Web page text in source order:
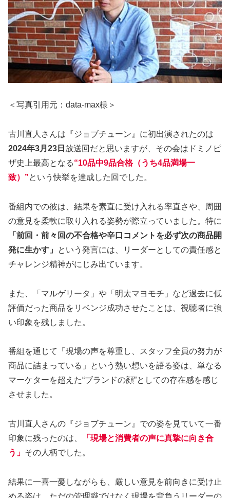
＜写真引用元：data-max様＞
古川直人さんは『ジョブチューン』に初出演されたのは
2024年3月23日 放送回だと思いますが、その会はドミノピ
ザ史上最高となる“10品中9品合格（うち4品満場一
致）”という快挙を達成した回でした。
番組内での彼は、結果を素直に受け入れる率直さや、周囲
の意見を柔軟に取り入れる姿勢が際立っていました。特に
「前回・前々回の不合格や辛口コメントを必ず次の商品開
発に生かす」
という発言には、リーダーとしての責任感と
チャレンジ精神がにじみ出ています。
また、「マルゲリータ」や「明太マヨモチ」など過去に低
評価だった商品をリベンジ成功させたことは、視聴者に強
い印象を残しました。
番組を通じて「現場の声を尊重し、スタッフ全員の努力が
商品に詰まっている」という熱い想いを語る姿は、単なる
マーケターを超えた“ブランドの顔”としての存在感を感じ
させました。
古川直人さんの『ジョブチューン』での姿を見ていて一番
印象に残ったのは、
「現場と消費者の声に真摯に向き合
う」 その人柄でした。
結果に一喜一憂しながらも、厳しい意見を前向きに受け止
める姿は、ただの管理職ではなく現場を背負うリーダーの